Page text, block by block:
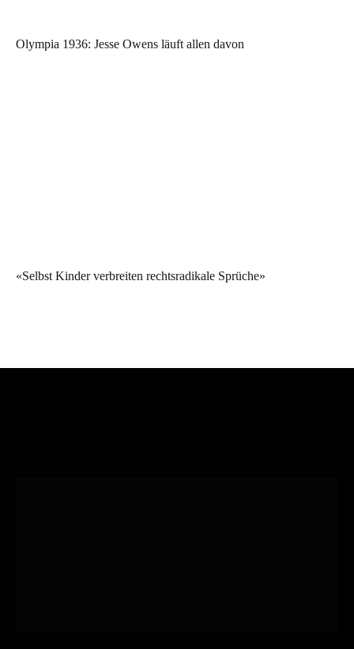
Olympia 1936: Jesse Owens läuft allen davon
«Selbst Kinder verbreiten rechtsradikale Sprüche»